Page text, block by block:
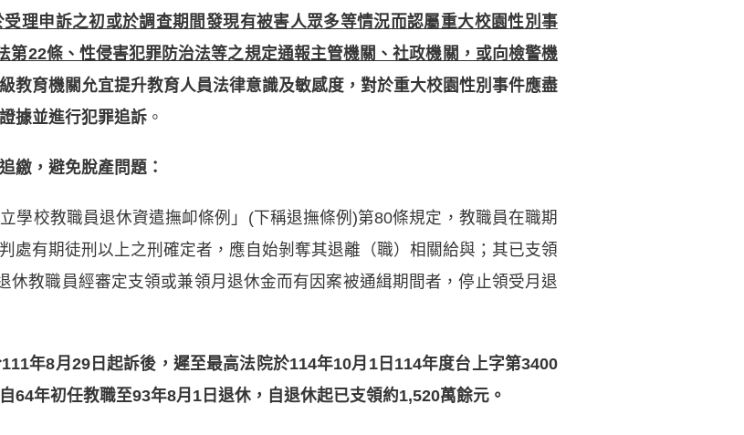
理申訴之初或於調查期間發現有被害人眾多等情況而認屬重大校園性別事
第22條、性侵害犯罪防治法等之規定通報主管機關、社政機關，或向檢警機
教育機關允宜提升教育人員法律意識及敏感度，對於重大校園性別事件應盡
據並進行犯罪追訴 。
繳，避免脫產問題：
學校教職員退休資遣撫卹條例」(下稱退撫條例)第80條規定，教職員在職期
處有期徒刑以上之刑確定者，應自始剝奪其退離（職）相關給與；其已支領
休教職員經審定支領或兼領月退休金而有因案被通緝期間者，停止領受月退
年8月29日起訴後，遲至最高法院於114年10月1日114年度台上字第3400
64年初任教職至93年8月1日退休，自退休起已支領約1,520萬餘元。